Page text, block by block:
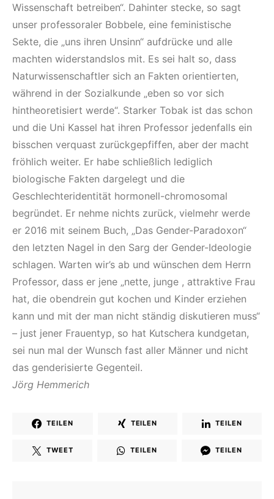
Wissenschaft betreiben“. Dahinter stecke, so sagt
unser professoraler Bobbele, eine feministische
Sekte, die „uns ihren Unsinn“ aufdrücke und alle
machten widerstandslos mit. Es sei halt so, dass
Naturwissenschaftler sich an Fakten orientierten,
während in der Sozialkunde „eben so vor sich
hintheoretisiert werde“. Starker Tobak ist das schon
und die Uni Kassel hat ihren Professor jedenfalls ein
bisschen verquast zurückgepfiffen, aber der macht
fröhlich weiter. Er habe schließlich lediglich
biologische Fakten dargelegt und die
Geschlechteridentität hormonell-chromosomal
begründet. Er nehme nichts zurück, vielmehr werde
er 2016 mit seinem Buch, „Das Gender-Paradoxon“
den letzten Nagel in den Sarg der Gender-Ideologie
schlagen. Warten wir’s ab und wünschen dem Herrn
Professor, dass er jene „nette, junge , attraktive Frau
hat, die obendrein gut kochen und Kinder erziehen
kann und mit der man nicht ständig diskutieren muss“
– just jener Frauentyp, so hat Kutschera kundgetan,
sei nun mal der Wunsch fast aller Männer und nicht
das genderisierte Gegenteil.
Jörg Hemmerich
TEILEN TEILEN TEILEN
TWEET TEILEN TEILEN